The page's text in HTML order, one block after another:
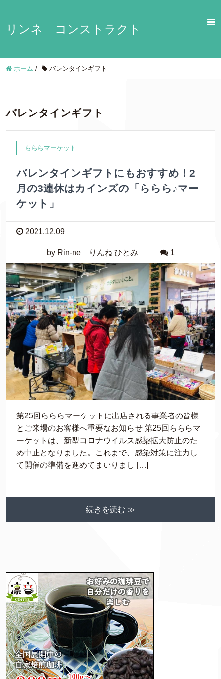
リンネ コンストラクト
ホーム / バレンタインギフト
バレンタインギフト
らららマーケット
バレンタインギフトにもおすすめ！2
月の3連休はカインズの「ららら♪マー
ケット」
2021.12.09
by Rin-ne りんね ひとみ 1
第25回らららマーケットに出店される事業者の皆様
とご来場のお客様へ重要なお知らせ 第25回らららマ
ーケットは、新型コロナウイルス感染拡大防止のた
め中止となりました。これまで、感染対策に注力し
て開催の準備を進めてまいりまし […]
続きを読む ≫